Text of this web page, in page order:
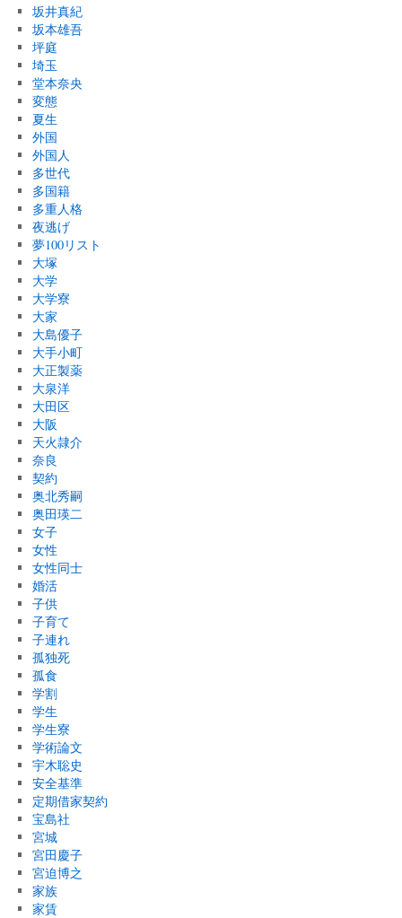
坂井真紀
坂本雄吾
坪庭
埼玉
堂本奈央
変態
夏生
外国
外国人
多世代
多国籍
多重人格
夜逃げ
夢100リスト
大塚
大学
大学寮
大家
大島優子
大手小町
大正製薬
大泉洋
大田区
大阪
天火隷介
奈良
契約
奥北秀嗣
奥田瑛二
女子
女性
女性同士
婚活
子供
子育て
子連れ
孤独死
孤食
学割
学生
学生寮
学術論文
宇木聡史
安全基準
定期借家契約
宝島社
宮城
宮田慶子
宮迫博之
家族
家賃